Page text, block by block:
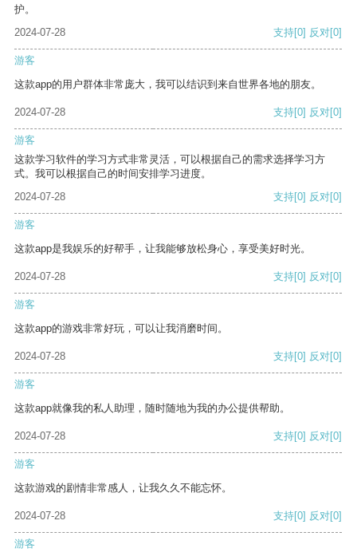
护。
2024-07-28
支持[0] 反对[0]
游客
这款app的用户群体非常庞大，我可以结识到来自世界各地的朋友。
2024-07-28 支持[0] 反对[0]
游客
这款学习软件的学习方式非常灵活，可以根据自己的需求选择学习方
式。我可以根据自己的时间安排学习进度。
2024-07-28
支持[0] 反对[0]
游客
这款app是我娱乐的好帮手，让我能够放松身心，享受美好时光。
2024-07-28 支持[0] 反对[0]
游客
这款app的游戏非常好玩，可以让我消磨时间。
2024-07-28 支持[0] 反对[0]
游客
这款app就像我的私人助理，随时随地为我的办公提供帮助。
2024-07-28 支持[0] 反对[0]
游客
这款游戏的剧情非常感人，让我久久不能忘怀。
2024-07-28 支持[0] 反对[0]
游客